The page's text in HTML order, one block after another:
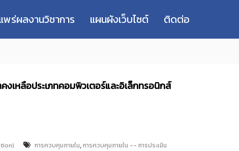
พร่ผลงานวิชาการ แผนผังเว็บไซต์ ติดต่อ
งเหลือประเภทคอมพิวเตอร์และอิเล็กทรอนิกส์
การควบคุมภายใน,การควบคุมภายใน -- การประเมิน